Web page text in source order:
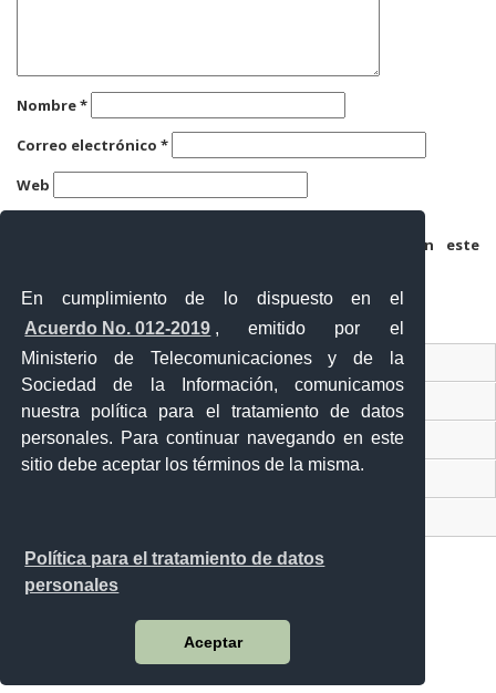
En cumplimiento de lo dispuesto en el
Acuerdo No. 012-2019 , emitido por el
Ministerio de Telecomunicaciones y de la
Sociedad de la Información, comunicamos
nuestra política para el tratamiento de datos
personales. Para continuar navegando en este
sitio debe aceptar los términos de la misma.
Política para el tratamiento de datos
personales
Aceptar
Nombre*
Correo electrónico *
Web
Guarda mi nombre, correo electrónico y web en este
Ventanilla Única Virtual
Ventanilla Única de Comercio Exterior
Gobierno Abierto
Malecón y Aguirre
Guayaquil - Ecuador